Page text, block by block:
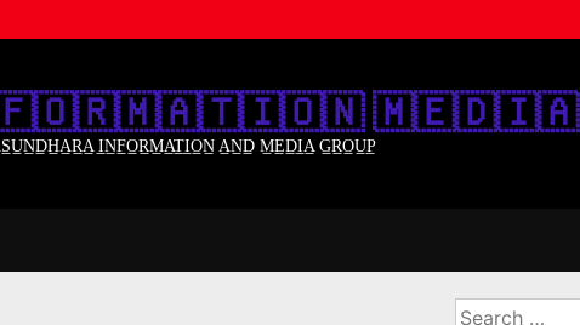
🇲‌🇪‌🇩‌🇮‌🇦‌
I̲N̲F̲O̲R̲M̲A̲T̲I̲O̲N̲ A̲N̲D̲ M̲E̲D̲I̲A̲ G̲R̲O̲U̲P̲
Search